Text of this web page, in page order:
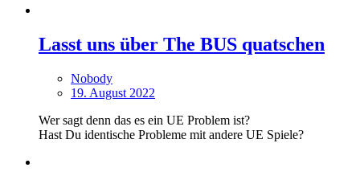
Lasst uns über The BUS quatschen
Nobody
19. August 2022
Wer sagt denn das es ein UE Problem ist?
Hast Du identische Probleme mit andere UE Spiele?